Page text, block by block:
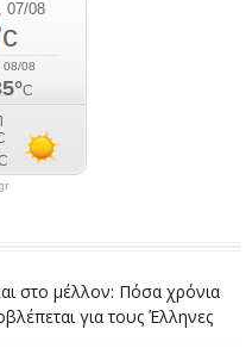
στο μέλλον: Πόσα χρόνια
για τους Έλληνες